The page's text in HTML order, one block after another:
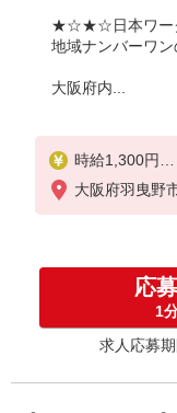
★☆★☆日本ワー
地域ナンバーワ
大阪府内...
時給1,300円
月収例：
別途 交通費
大阪府羽曳野
応
1
求人応募